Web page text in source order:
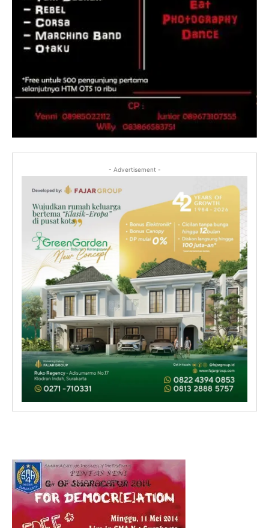
- Advertisement -